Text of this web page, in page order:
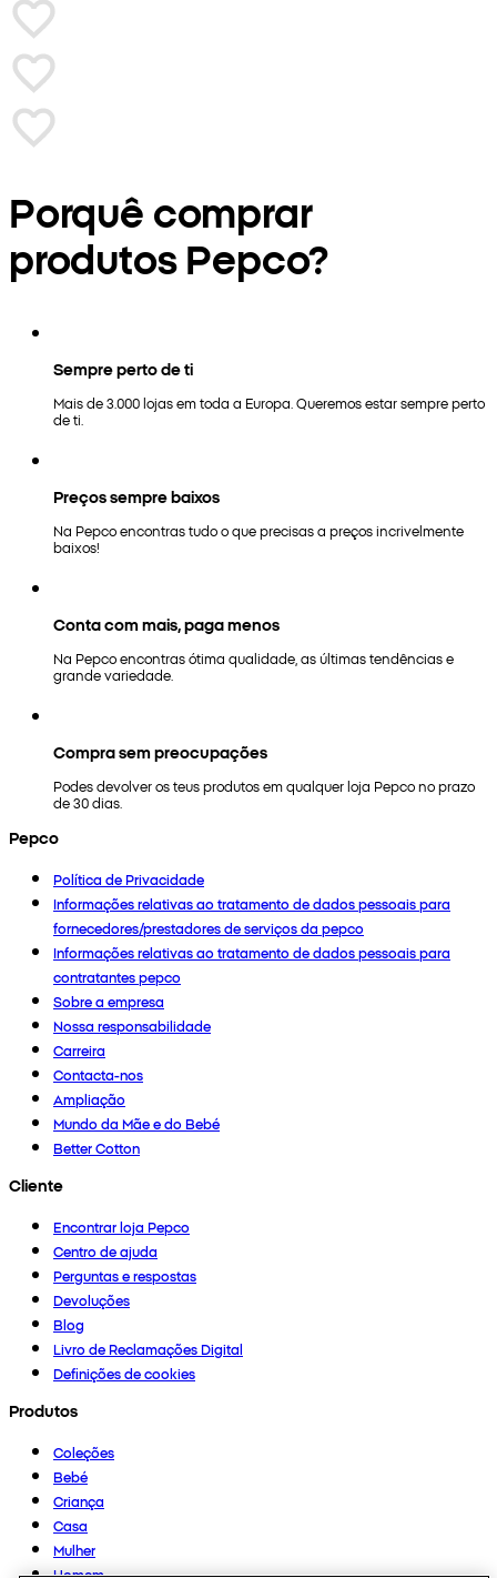
Porquê comprar
produtos Pepco?
Sempre perto de ti
Mais de 3.000 lojas em toda a Europa. Queremos estar sempre perto
de ti.
Preços sempre baixos
Na Pepco encontras tudo o que precisas a preços incrivelmente
baixos!
Conta com mais, paga menos
Na Pepco encontras ótima qualidade, as últimas tendências e
grande variedade.
Compra sem preocupações
Podes devolver os teus produtos em qualquer loja Pepco no prazo
de 30 dias.
Pepco
Política de Privacidade
Informações relativas ao tratamento de dados pessoais para
fornecedores/prestadores de serviços da pepco
Informações relativas ao tratamento de dados pessoais para
contratantes pepco
Sobre a empresa
Nossa responsabilidade
Carreira
Contacta-nos
Ampliação
Mundo da Mãe e do Bebé
Better Cotton
Cliente
Encontrar loja Pepco
Centro de ajuda
Perguntas e respostas
Devoluções
Blog
Livro de Reclamações Digital
Definições de cookies
Produtos
Coleções
Bebé
Criança
Casa
Mulher
Homem